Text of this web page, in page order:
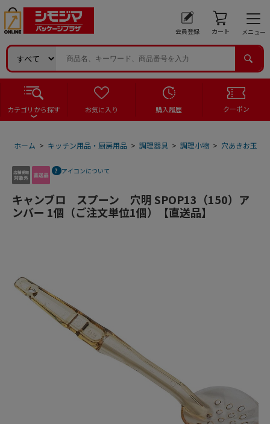
会員登録 カート メニュー
カテゴリから探す お気に入り 購入履歴 クーポン
ホーム > キッチン用品・厨房用品 > 調理器具 > 調理小物 > 穴あきお玉
アイコンについて
キャンブロ スプーン 穴明 SPOP13（150）ア
ンバー 1個（ご注文単位1個）【直送品】